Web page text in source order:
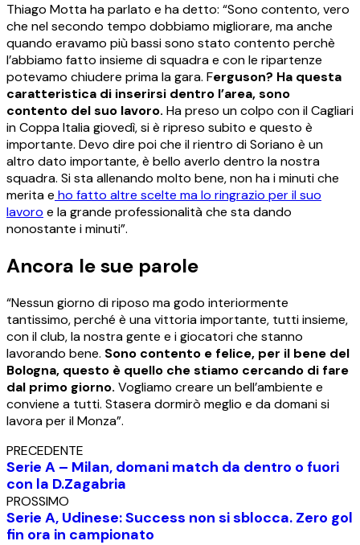
Thiago Motta ha parlato e ha detto: “Sono contento, vero
che nel secondo tempo dobbiamo migliorare, ma anche
quando eravamo più bassi sono stato contento perchè
l’abbiamo fatto insieme di squadra e con le ripartenze
potevamo chiudere prima la gara. Ferguson? Ha questa
caratteristica di inserirsi dentro l’area, sono
contento del suo lavoro. Ha preso un colpo con il Cagliari
in Coppa Italia giovedì, si è ripreso subito e questo è
importante. Devo dire poi che il rientro di Soriano è un
altro dato importante, è bello averlo dentro la nostra
squadra. Si sta allenando molto bene, non ha i minuti che
merita e ho fatto altre scelte ma lo ringrazio per il suo
lavoro e la grande professionalità che sta dando
nonostante i minuti”.
Ancora le sue parole
“Nessun giorno di riposo ma godo interiormente
tantissimo, perché è una vittoria importante, tutti insieme,
con il club, la nostra gente e i giocatori che stanno
lavorando bene. Sono contento e felice, per il bene del
Bologna, questo è quello che stiamo cercando di fare
dal primo giorno. Vogliamo creare un bell’ambiente e
conviene a tutti. Stasera dormirò meglio e da domani si
lavora per il Monza”.
PRECEDENTE
Serie A – Milan, domani match da dentro o fuori
con la D.Zagabria
PROSSIMO
Serie A, Udinese: Success non si sblocca. Zero gol
fin ora in campionato